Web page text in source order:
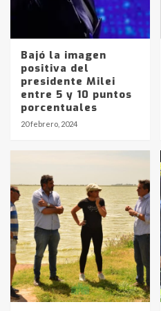
Bajó la imagen
positiva del
presidente Milei
entre 5 y 10 puntos
porcentuales
20 febrero, 2024
Identidad de
pampeanos
4
Accidente en
joven de
5
Los precios
La Pampa,
entre 857 a